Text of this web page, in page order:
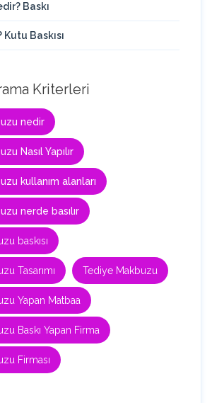
Baskı
Baskısı
Kriterleri
nedir
Nasıl Yapılır
kullanım alanları
nerde basılır
baskısı
Tasarımı Tediye Makbuzu
Yapan Matbaa
Baskı Yapan Firma
Firması